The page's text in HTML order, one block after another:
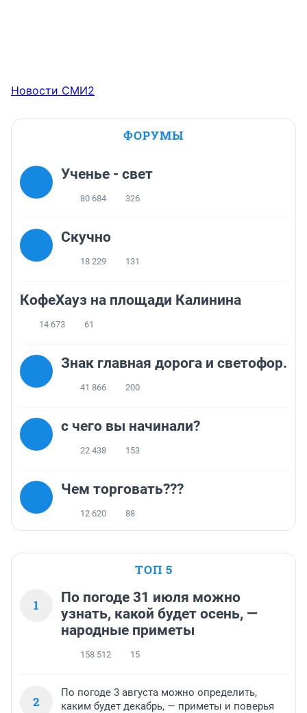
Новости СМИ2
ФОРУМЫ
Ученье - свет
80 684 326
Скучно
18 229 131
КофеХауз на площади Калинина
14 673 61
Знак главная дорога и светофор.
41 866 200
с чего вы начинали?
22 438 153
Чем торговать???
12 620 88
ТОП 5
1
По погоде 31 июля можно
узнать, какой будет осень, —
народные приметы
158 512 15
2
По погоде 3 августа можно определить,
каким будет декабрь, — приметы и поверья